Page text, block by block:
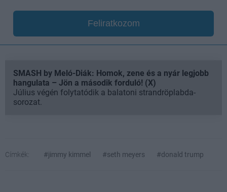
Feliratkozom
SMASH by Meló-Diák: Homok, zene és a nyár legjobb
hangulata – Jön a második forduló! (X)
Július végén folytatódik a balatoni strandröplabda-
sorozat.
Címkék: #jimmy kimmel #seth meyers #donald trump